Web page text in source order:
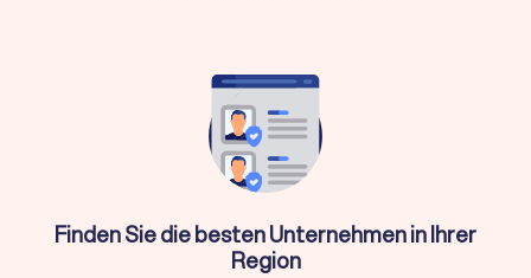
Wann brauche ich überhaupt einen
Nicht in jeder Situation ist ein Steuerberater zwingend
erforderlich. Für einfache Arbeitnehmer-Steuererklärungen
ohne Zusatzeinkünfte reicht oft die Software ELSTER oder
ein Lohnsteuerhilfeverein. Ein Steuerberater lohnt sich
besonders, wenn Sie:
Finden Sie die besten Unternehmen in Ihrer
Region